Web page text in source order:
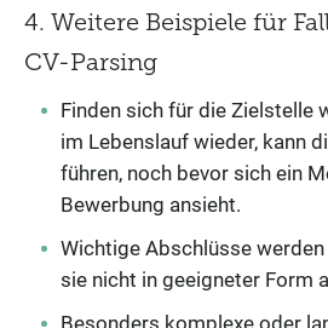
4. Weitere Beispiele für
CV-Parsing
Finden sich für die Zielstelle
im Lebenslauf wieder, kann
führen, noch bevor sich ein
Bewerbung ansieht.
Wichtige Abschlüsse
sie nicht in geeigneter Form
Besonders komplexe oder